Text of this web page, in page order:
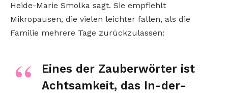
Heide-Marie Smolka sagt. Sie empfiehlt
Mikropausen, die vielen leichter fallen, als die
Familie mehrere Tage zurückzulassen:
Eines der Zauberwörter ist
Achtsamkeit, das In-der-